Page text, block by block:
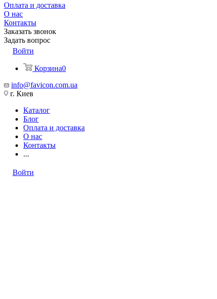
Оплата и доставка
О нас
Контакты
Заказать звонок
Задать вопрос
Войти
Корзина0
info@favicon.com.ua
г. Киев
Каталог
Блог
Оплата и доставка
О нас
Контакты
...
Войти